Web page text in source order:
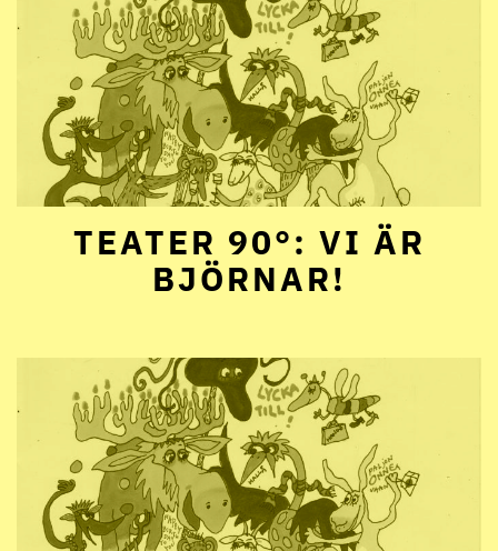
TEATER 90°: VI ÄR
BJÖRNAR!